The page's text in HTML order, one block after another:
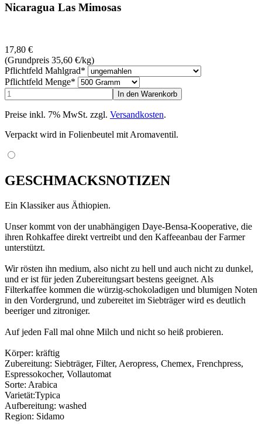
Nicaragua Las Mimosas
17,80 €
(Grundpreis 35,60 €/kg)
Pflichtfeld Mahlgrad*
Pflichtfeld Menge*
Preise inkl. 7% MwSt. zzgl. Versandkosten.
Verpackt wird in Folienbeutel mit Aromaventil.
GESCHMACKSNOTIZEN
Ein Klassiker aus Äthiopien.
Unser kommt von der unabhängigen Daye-Bensa-Kooperative, die
ihren Rohkaffee direkt vertreibt und den Kaffeeanbau der Farmer
unterstützt.
Wir rösten ihn medium, also nicht zu hell und auch nicht zu dunkel,
und er ist für jeden Zubereitungsart bestens geeignet. Als
Filterkaffee kommen die würzig-schokoladigen und blumigen Noten
in den Vordergrund, und zubereitet im Siebträger wird es deutlich
beeriger und zitroniger.
Auf jeden Fall mal ohne Milch und nicht so heiß probieren.
Körper: kräftig
Zubereitung: Siebträger, Filter, Aeropress, Chemex, Frenchpress,
Espressokocher, Vollautomat
Sorte: Arabica
Varietät:Typica
Aufbereitung: washed
Region: Sidamo